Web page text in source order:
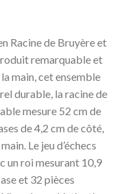
Racine de Bruyère et
remarquable et
main, cet ensemble
durable, la racine de
mesure 52 cm de
de 4,2 cm de côté,
Le jeu d’échecs
un roi mesurant 10,9
et 32 pièces